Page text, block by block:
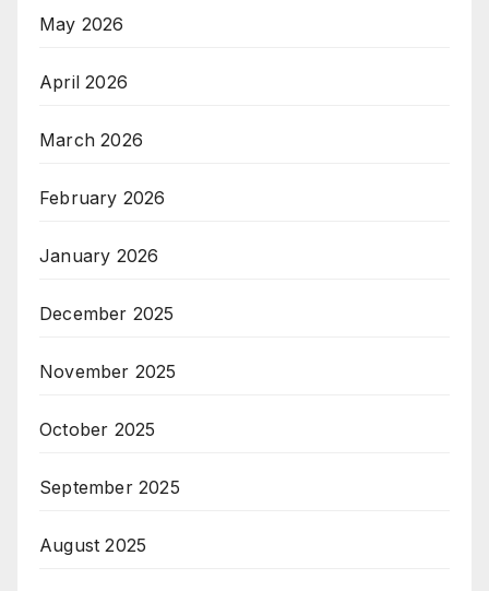
May 2026
April 2026
March 2026
February 2026
January 2026
December 2025
November 2025
October 2025
September 2025
August 2025